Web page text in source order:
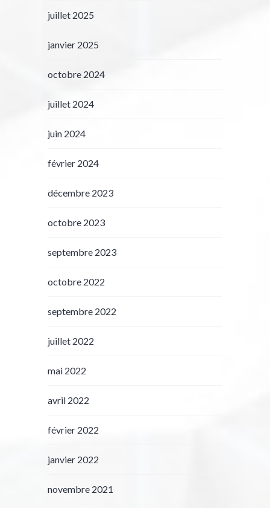
juillet 2025
janvier 2025
octobre 2024
juillet 2024
juin 2024
février 2024
décembre 2023
octobre 2023
septembre 2023
octobre 2022
septembre 2022
juillet 2022
mai 2022
avril 2022
février 2022
janvier 2022
novembre 2021